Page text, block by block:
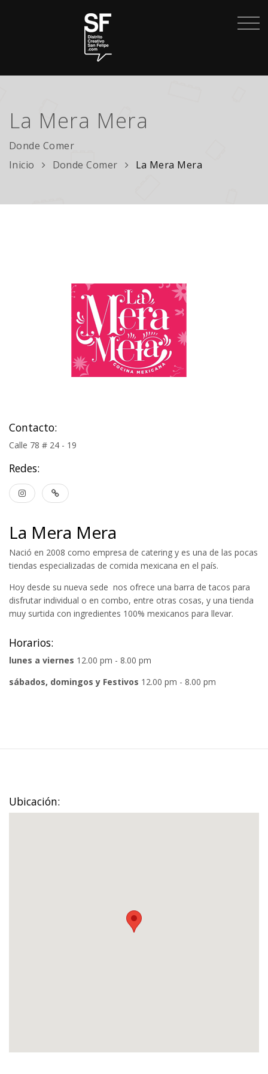
La Mera Mera
Donde Comer
Inicio
Donde Comer La Mera Mera
Contacto:
Calle 78 # 24 - 19
Redes:
La Mera Mera
Nació en 2008 como empresa de catering y es una de las pocas
tiendas especializadas de comida mexicana en el país.
Hoy desde su nueva sede nos ofrece una barra de tacos para
disfrutar individual o en combo, entre otras cosas, y una tienda
muy surtida con ingredientes 100% mexicanos para llevar.
Horarios:
lunes a viernes 12.00 pm - 8.00 pm
sábados, domingos y Festivos 12.00 pm - 8.00 pm
Ubicación: